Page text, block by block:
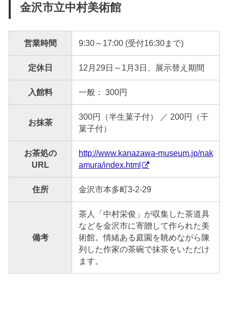
金沢市立中村美術館
営業時間 9:30～17:00 (受付16:30まで)
定休日 12月29日～1月3日、展示替え期間
入館料 一般： 300円
お抹茶
300円（半生菓子付） ／ 200円（干
菓子付）
お茶処の
URL
http://www.kanazawa-museum.jp/nak
amura/index.html
住所 金沢市本多町3-2-29
備考
茶人「中村栄俊」が収集した茶道具
などを金沢市に寄贈して作られた美
術館。情緒ある庭園を眺めながら陳
列した作家の茶碗で抹茶をいただけ
ます。